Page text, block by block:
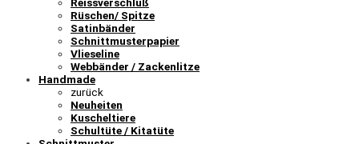
Reissverschluß
Rüschen/ Spitze
Satinbänder
Schnittmusterpapier
Vlieseline
Webbänder / Zackenlitze
Handmade
zurück
Neuheiten
Kuscheltiere
Schultüte / Kitatüte